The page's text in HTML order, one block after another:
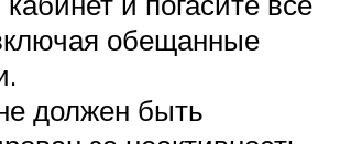
обещанные
должен быть